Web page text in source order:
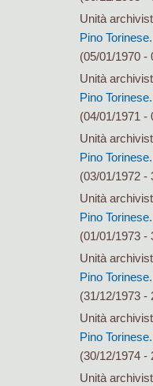
Unità
Pino
(05/01/1970 -
Unità
Pino
(04/01/1971 -
Unità
Pino
(03/01/1972 -
Unità
Pino
(01/01/1973 -
Unità
Pino
(31/12/1973 -
Unità
Pino
(30/12/1974 -
Unità